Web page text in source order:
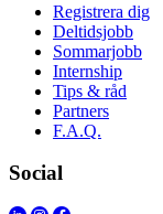
Registrera dig
Deltidsjobb
Sommarjobb
Internship
Tips & råd
Partners
F.A.Q.
Social